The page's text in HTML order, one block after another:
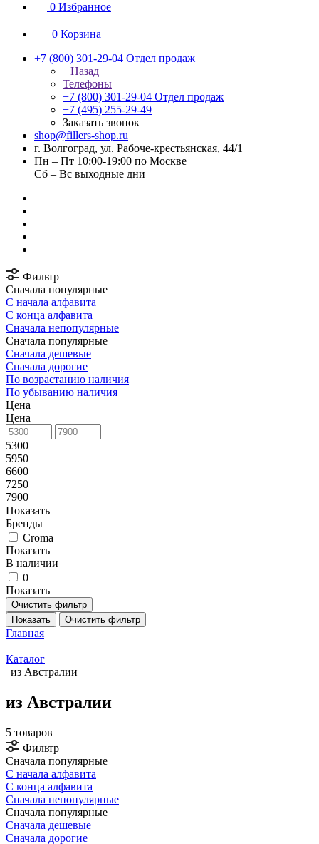
0 Избранное
0 Корзина
+7 (800) 301-29-04 Отдел продаж
Назад
Телефоны
+7 (800) 301-29-04 Отдел продаж
+7 (495) 255-29-49
Заказать звонок
shop@fillers-shop.ru
г. Волгоград, ул. Рабоче-крестьянская, 44/1
Пн – Пт 10:00-19:00 по Москве
Сб – Вс выходные дни
Фильтр
Сначала популярные
С начала алфавита
С конца алфавита
Сначала непопулярные
Сначала популярные
Сначала дешевые
Сначала дорогие
По возрастанию наличия
По убыванию наличия
Цена
Цена
5300
5950
6600
7250
7900
Показать
Бренды
Croma
Показать
В наличии
0
Показать
Очистить фильтр
Показать
Очистить фильтр
Главная
Каталог
из Австралии
из Австралии
5 товаров
Фильтр
Сначала популярные
С начала алфавита
С конца алфавита
Сначала непопулярные
Сначала популярные
Сначала дешевые
Сначала дорогие